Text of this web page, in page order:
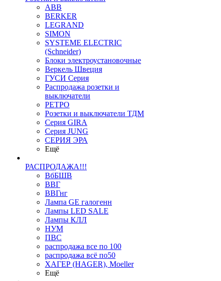
ABB
BERKER
LEGRAND
SIMON
SYSTEME ELECTRIC
(Schneider)
Блоки электроустановочные
Веркель Швеция
ГУСИ Серия
Распродажа розетки и
выключатели
РЕТРО
Розетки и выключатели ТДМ
Серия GIRA
Серия JUNG
СЕРИЯ ЭРА
Ещё
РАСПРОДАЖА!!!
ВбБШВ
ВВГ
ВВГнг
Лампа GE галогенн
Лампы LED SALE
Лампы КЛЛ
НУМ
ПВС
распродажа все по 100
распродажа всё по50
ХАГЕР (HAGER), Moeller
Ещё